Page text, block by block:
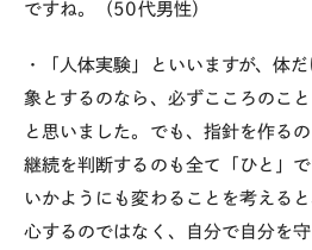
ですね。（50代男性）
・「人体実験」といいますが、体
象とするのなら、必ずこころのこ
と思いました。でも、指針を作る
継続を判断するのも全て「ひと」
いかようにも変わることを考える
心するのではなく、自分で自分を